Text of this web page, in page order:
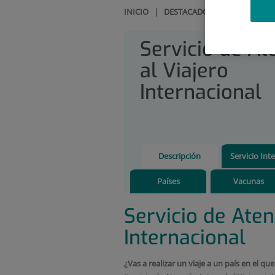
INICIO | DESTACADOS SERVICIO
Servicio de
al Viajero
Internacional
Descripción Servicio
Países Vacunas
Servicio de
Internacional
¿Vas a realizar un viaje a un país en el